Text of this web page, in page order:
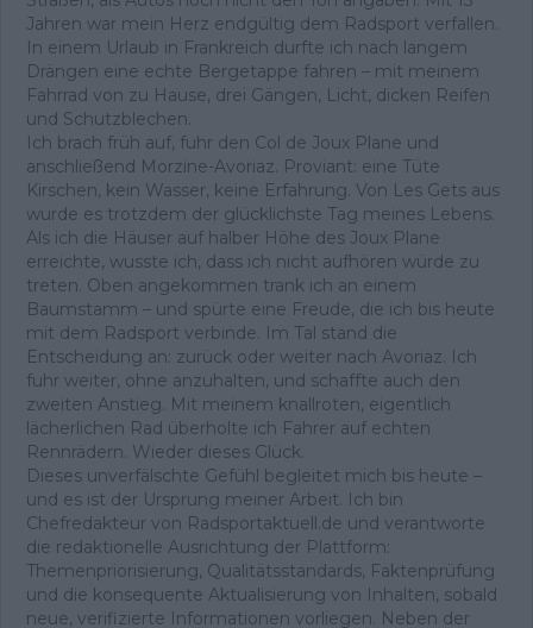
Jahren war mein Herz endgültig dem Radsport verfallen.
In einem Urlaub in Frankreich durfte ich nach langem
Drängen eine echte Bergetappe fahren – mit meinem
Fahrrad von zu Hause, drei Gängen, Licht, dicken Reifen
und Schutzblechen.
Ich brach früh auf, fuhr den Col de Joux Plane und
anschließend Morzine-Avoriaz. Proviant: eine Tüte
Kirschen, kein Wasser, keine Erfahrung. Von Les Gets aus
wurde es trotzdem der glücklichste Tag meines Lebens.
Als ich die Häuser auf halber Höhe des Joux Plane
erreichte, wusste ich, dass ich nicht aufhören würde zu
treten. Oben angekommen trank ich an einem
Baumstamm – und spürte eine Freude, die ich bis heute
mit dem Radsport verbinde. Im Tal stand die
Entscheidung an: zurück oder weiter nach Avoriaz. Ich
fuhr weiter, ohne anzuhalten, und schaffte auch den
zweiten Anstieg. Mit meinem knallroten, eigentlich
lächerlichen Rad überholte ich Fahrer auf echten
Rennrädern. Wieder dieses Glück.
Dieses unverfälschte Gefühl begleitet mich bis heute –
und es ist der Ursprung meiner Arbeit. Ich bin
Chefredakteur von Radsportaktuell.de und verantworte
die redaktionelle Ausrichtung der Plattform:
Themenpriorisierung, Qualitätsstandards, Faktenprüfung
und die konsequente Aktualisierung von Inhalten, sobald
neue, verifizierte Informationen vorliegen. Neben der